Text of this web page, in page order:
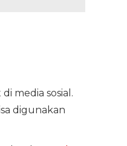
media sosial.
digunakan